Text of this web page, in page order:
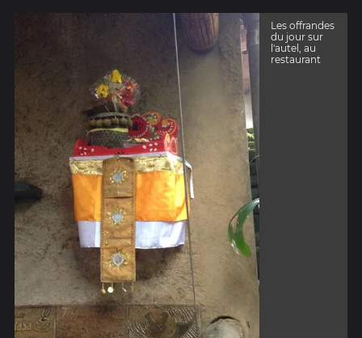
Les offrandes
du jour sur
l'autel, au
restaurant